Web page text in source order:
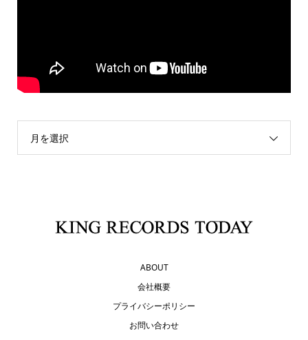
月を選択
ABOUT
会社概要
プライバシーポリシー
お問い合わせ